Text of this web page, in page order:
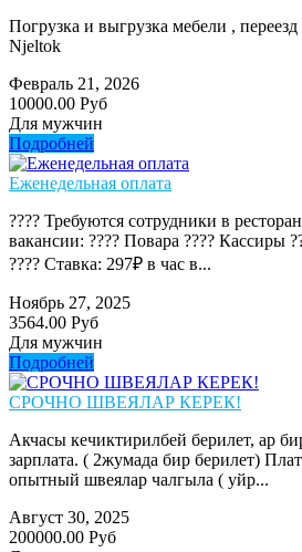
Погрузка и выгрузка мебели ,
Njeltok
Февраль 21, 2026
10000.00 Руб
Для мужчин
Подробней
Еженедельная оплата
???? Требуются сотрудники в
вакансии: ???? Повара ???? Кассиры
???? Ставка: 297₽ в час в...
Ноябрь 27, 2025
3564.00 Руб
Для мужчин
Подробней
СРОЧНО ШВЕЯЛАР КЕРЕК!
Акчасы кечиктирилбей берилет, ар
зарплата. ( 2жумада бир берилет)
опытный швеялар чалгыла ( уйр...
Август 30, 2025
200000.00 Руб